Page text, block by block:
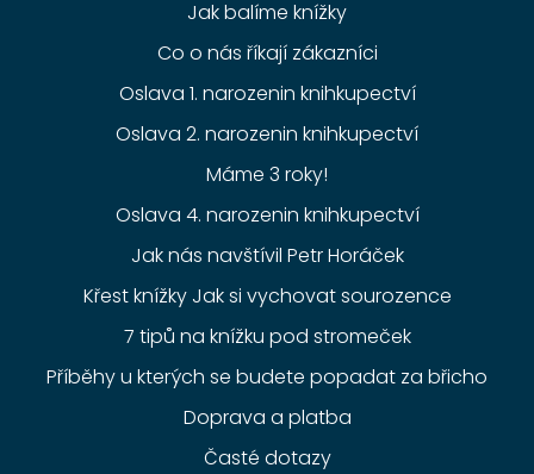
Jak balíme knížky
Co o nás říkají zákazníci
Oslava 1. narozenin knihkupectví
Oslava 2. narozenin knihkupectví
Máme 3 roky!
Oslava 4. narozenin knihkupectví
Jak nás navštívil Petr Horáček
Křest knížky Jak si vychovat sourozence
7 tipů na knížku pod stromeček
Příběhy u kterých se budete popadat za břicho
Doprava a platba
Časté dotazy